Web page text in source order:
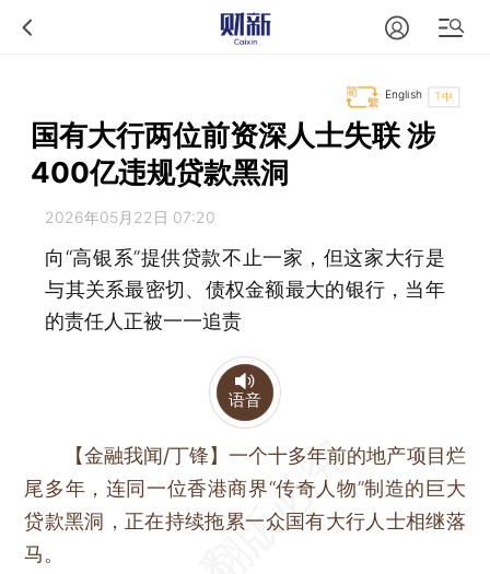
T中
English
国有大行两位前资深人士失联 涉
400亿违规贷款黑洞
2026年05月22日 07:20
向“高银系”提供贷款不止一家，但这家大行是
与其关系最密切、债权金额最大的银行，当年
的责任人正被一一追责
语音
【金融我闻/丁锋】一个十多年前的地产项目烂
尾多年，连同一位香港商界“传奇人物”制造的巨大
贷款黑洞，正在持续拖累一众国有大行人士相继落
马。